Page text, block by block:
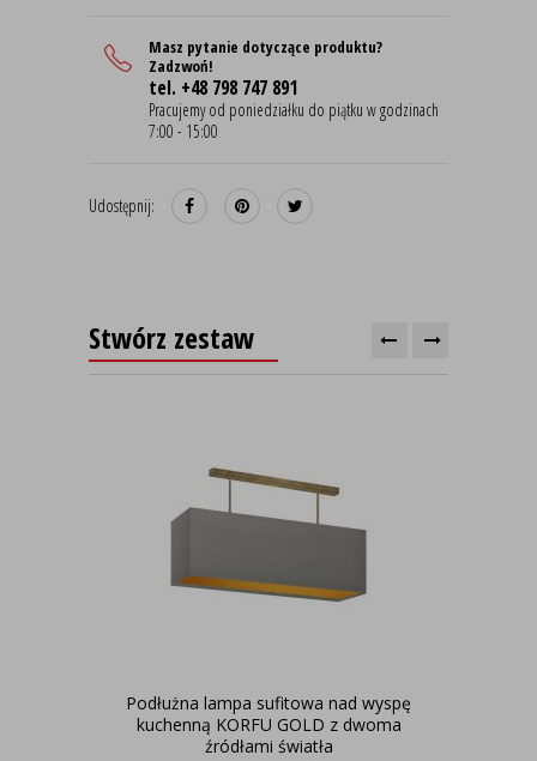
Masz pytanie dotyczące produktu?
Zadzwoń!
tel. +48 798 747 891
Pracujemy od poniedziałku do piątku w godzinach
7:00 - 15:00
Udostępnij:
Stwórz zestaw
Podłużna lampa sufitowa nad wyspę
kuchenną KORFU GOLD z dwoma
źródłami światła